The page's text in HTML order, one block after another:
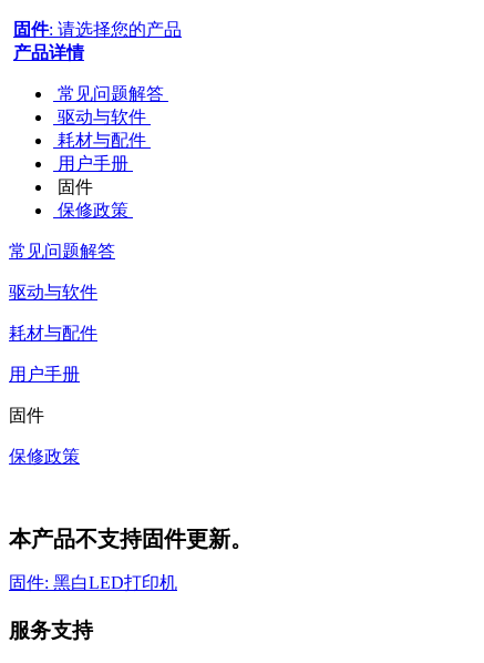
固件: 请选择您的产品
产品详情
常见问题解答
驱动与软件
耗材与配件
用户手册
固件
保修政策
常见问题解答
驱动与软件
耗材与配件
用户手册
固件
保修政策
本产品不支持固件更新。
固件: 黑白LED打印机
服务支持